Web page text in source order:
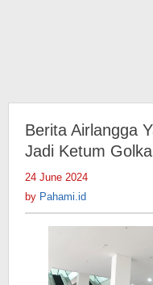
Berita Airlangga
Jadi Ketum
24 June 2024
by Pahami.id